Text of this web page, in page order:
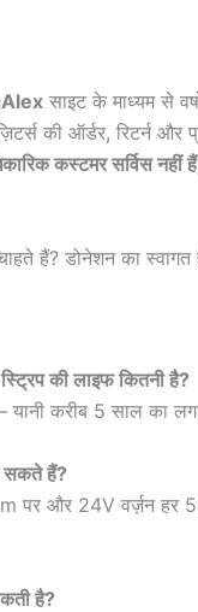
साइट के माध्यम से
की ऑर्डर, रिटर्न
कस्टमर सर्विस नहीं हैं
हैं? डोनेशन का स्वागत
की लाइफ कितनी है?
करीब 5 साल का
सकते हैं?
पर और 24V वर्ज़न हर
है?